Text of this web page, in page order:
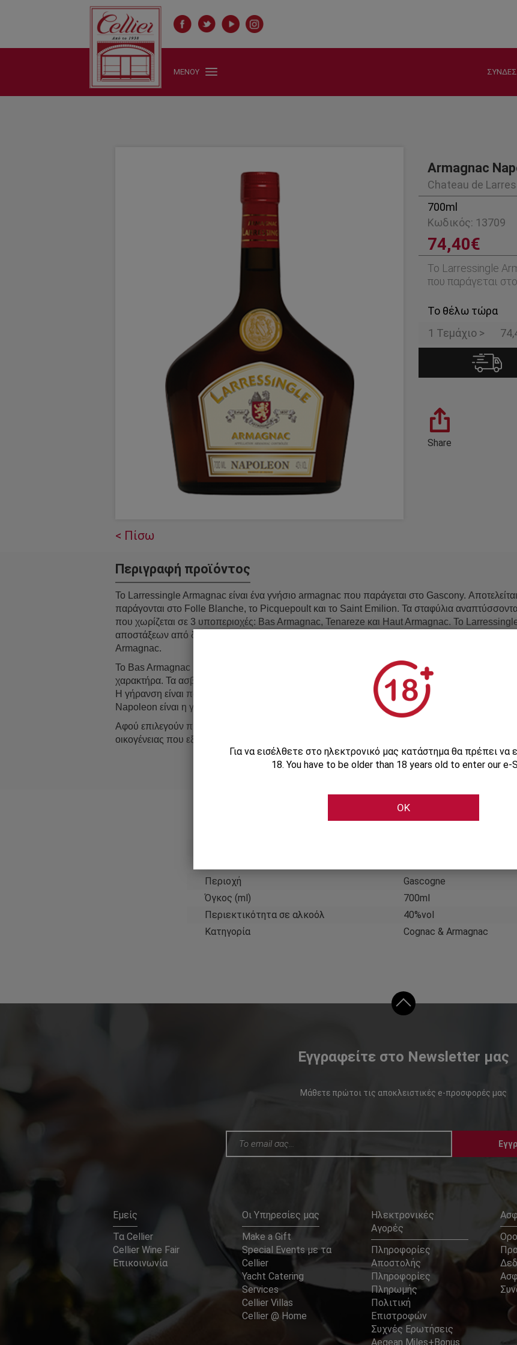
Το Larressingle Napoleon παράγεται διαλεχτά αποστάγματα περιοχών Bas-Armagnac και Ténarèze που είναι πάνω από 8 ετών
Έχει μελένιο χρώμα, αρώματα φρούτων με νότες καπνού και βανίλιας και γεμάτο σώμα.
ΜΕΝΟΥ
Armagnac
Chateau de
700ml
Κωδικός: 13709
74,40€
Το Larressingle
που παράγεται
Το θέλω τώρα
1 Τεμάχιο >
Share
< Πίσω
Περιγραφή προϊόντος
Το Larressingle Armagnac είναι ένα γνήσιο armagnac που παράγεται στο Gascony.
παράγονται στο Folle Blanche, το Picquepoult και το Saint Emilion. Τα σταφύλια
που χωρίζεται σε 3 υποπεριοχές: Bas Armagnac, Tenareze και Haut Armagnac. Το
αποστάξεων από διαφορετικές χρονιές. Επιλέγεται από τα κρασιά που παράγονται
Armagnac.
Το Bas Armagnac με τα επίπεδα, αμμώδη εδάφη του, θεωρείται ότι παράγει ώριμα, καρποφόρα
χαρακτήρα. Τα ασβεστολιθικά και αργιλώδη εδάφη παράγουν ισχυρά, έντονα μπράντυ που
Η γήρανση είναι πάνω από 8 χρόνια παρα το ότι σύμφωνα με τη νομοθεσία το armanac πρέπει
Napoleon είναι η γέφυρα μεταξύ του V.S.O.P. και του X.O.
Αφού επιλεγούν προσεκτικά, τα Larressingle Armagnac τοποθετούνται σε βαρέλια για πολλά
οικογένειας που εξακολουθεί να εποπτεύει με συνεχή φροντίδα τη σύνθετη διαδικασία
Χαρακτηριστικά
Περιοχή
Gascogne
Όγκος (ml)
700ml
Περιεκτικότητα σε αλκοόλ
40%vol
Κατηγορία
Cognac & Armagnac
Εγγραφείτε στο Newsletter μας
Μάθετε πρώτοι τις αποκλειστικές e-προσφορές μας
Εμείς
Τα Cellier
Cellier Wine Fair
Επικοινωνία
Οι Υπηρεσίες μας
Make a Gift
Special Events με τα
Cellier
Yacht Catering
Services
Cellier Villas
Cellier @ Home
Ηλεκτρονικές
Αγορές
Πληροφορίες
Αποστολής
Πληροφορίες
Πληρωμής
Πολιτική
Επιστροφών
Συχνές Ερωτήσεις
Aegean Miles+Bonus
Για να εισέλθετε στο ηλεκτρονικό μας κατάστημα θα πρέπει να
18. You have to be older than 18 years old to enter our e-
OK